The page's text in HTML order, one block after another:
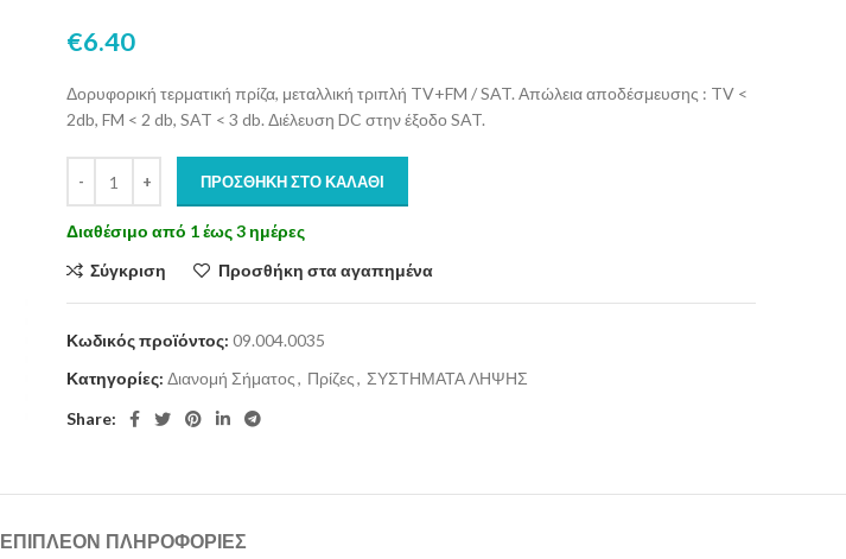
€6.40
Δορυφορική τερματική πρίζα, μεταλλική τριπλή TV+FM / SAT. Απώλεια αποδέσμευσης : TV <
2db, FM < 2 db, SAT < 3 db. Διέλευση DC στην έξοδο SAT.
ΠΡΟΣΘΉΚΗ ΣΤΟ ΚΑΛΆΘΙ
Διαθέσιμο από 1 έως 3 ημέρες
Σύγκριση
Προσθήκη στα αγαπημένα
Κωδικός προϊόντος: 09.004.0035
Κατηγορίες: Διανομή Σήματος, Πρίζες, ΣΥΣΤΗΜΑΤΑ ΛΗΨΗΣ
Share:
ΕΠΙΠΛΈΟΝ ΠΛΗΡΟΦΟΡΊΕΣ